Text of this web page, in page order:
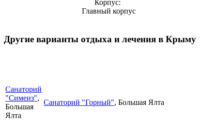
Корпус:
Главный корпус
Другие варианты отдыха и лечения в Крыму
Санаторий
"Симеиз",
Большая
Ялта
Санаторий "Горный", Большая Ялта